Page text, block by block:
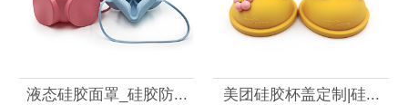
液态硅胶面罩_硅胶防... 美团硅胶杯盖定制|硅...